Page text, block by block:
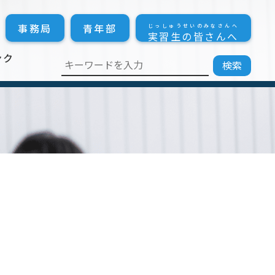
事務局 青年部
実習生の皆さんへ
じっしゅうせいのみなさんへ